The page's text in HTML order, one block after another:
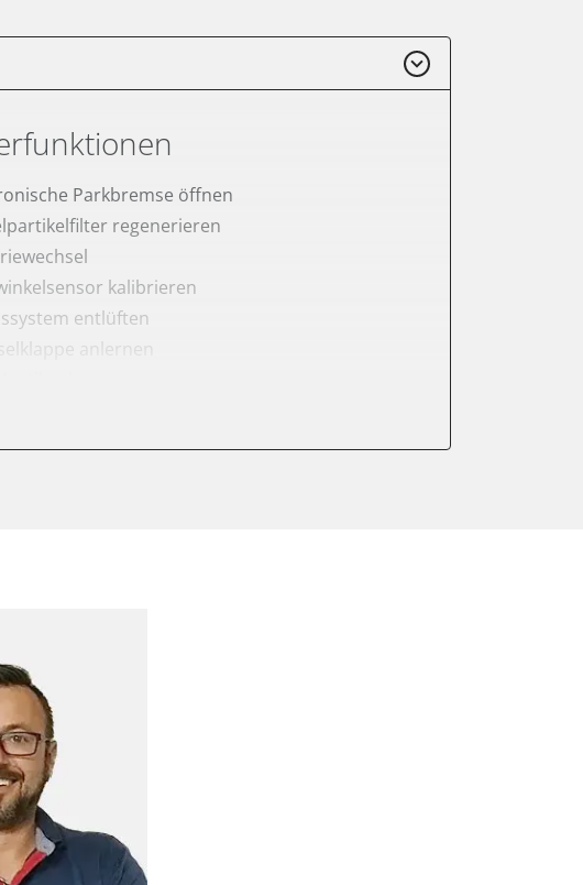
Parkbremse öffnen
regenerieren
kalibrieren
entlüften
anlernen
wechseln
Sensor anlernen
Parkbremse schließen
der Parkbremse
Adaptionswerte zurücksetzen
einstellen